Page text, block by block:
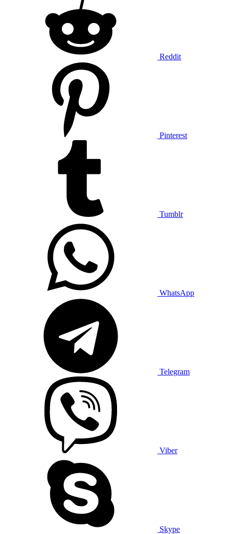
Reddit
Pinterest
Tumblr
WhatsApp
Telegram
Viber
Skype